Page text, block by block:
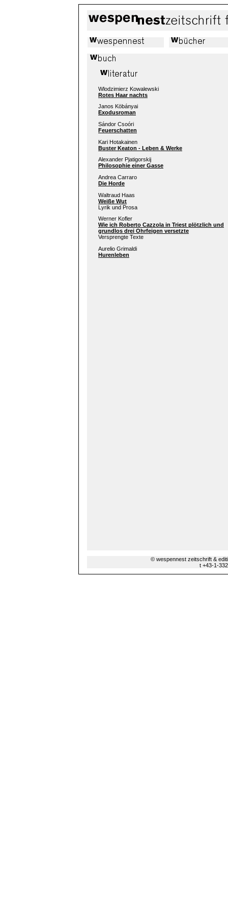
Wlodzimierz Kowalewski
Rotes Haar nachts
Janos Köbányai
Exodusroman
Sándor Csoóri
Feuerschatten
Kari Hotakainen
Buster Keaton - Leben & Werke
Alexander Pjatigorskij
Philosophie einer Gasse
Andrea Carraro
Die Horde
Waltraud Haas
Weiße Wut
Lyrik und Prosa
Werner Kofler
Wie ich Roberto Cazzola in Triest plötzlich und
grundlos drei Ohrfeigen versetzte
Versprengte Texte
Aurelio Grimaldi
Hurenleben
© wespennest zeitschrift &
t +43-1-